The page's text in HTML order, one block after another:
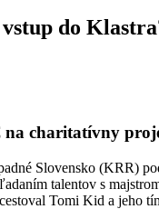
do
charitatívny
Slovensko (KRR)
talentov s
Tomi Kid a jeho